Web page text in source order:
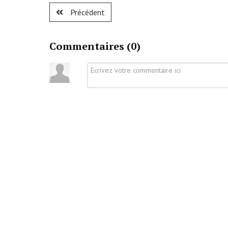
Précédent
Commentaires (0)